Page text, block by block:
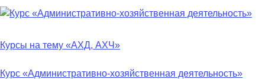
Курсы на тему «АХД, АХЧ»
Курс «Административно-хозяйственная деятельность»